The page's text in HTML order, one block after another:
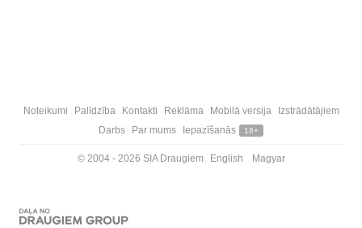
Noteikumi Palīdzība Kontakti Reklāma Mobilā versija
Izstrādātājiem
Darbs
Par mums Iepazīšanās 18+
© 2004 - 2026 SIA Draugiem English Magyar